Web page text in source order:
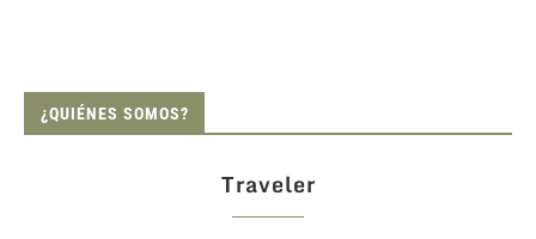
¿QUIÉNES SOMOS?
Traveler